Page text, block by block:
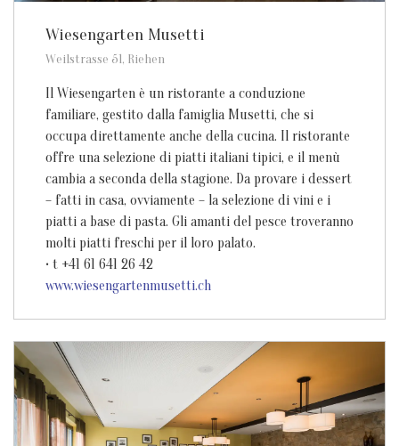
Wiesengarten Musetti
Weilstrasse 51, Riehen
Il Wiesengarten è un ristorante a conduzione
familiare, gestito dalla famiglia Musetti, che si
occupa direttamente anche della cucina. Il ristorante
offre una selezione di piatti italiani tipici, e il menù
cambia a seconda della stagione. Da provare i dessert
– fatti in casa, ovviamente – la selezione di vini e i
piatti a base di pasta. Gli amanti del pesce troveranno
molti piatti freschi per il loro palato.
• t +41 61 641 26 42
www.wiesengartenmusetti.ch